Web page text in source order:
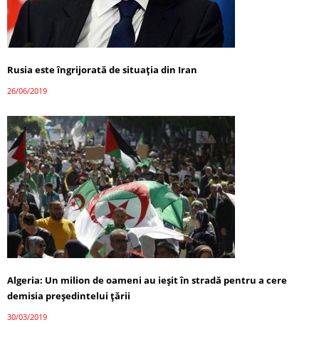
Rusia este îngrijorată de situaţia din Iran
26/06/2019
Algeria: Un milion de oameni au ieşit în stradă pentru a cere
demisia preşedintelui ţării
30/03/2019